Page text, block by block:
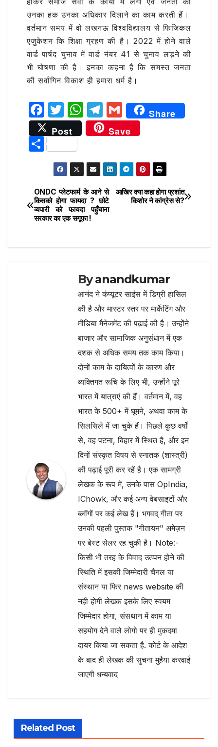
उनका हक उनका अधिकार दिलाने का काम करती हैं।
वर्तमान समय में वो लखनऊ विश्वविद्यालय से फिजिकल
एजुकेशन कि शिक्षा ग्रहण की है। 2022 में होने वाले
वार्ड पार्षद चुनाव में वार्ड नंबर 41 से चुनाव लड़ने की
भी घोषणा की है। इनका कहना है कि समस्त जनता
की सर्वांगिन विकाश ही हमारा धर्म है।
F
a
c
e
b
o
o
k
T
w
it
te
r
W
h
at
A
p
p
T
el
e
ra
m
G
m
ai
Share
Post
Save
S
h
ar
e
Post
navigation
आखिर क्या कहा होगा प्रशांत
किशोर ने कांग्रेस से?
ONDC प्लेटफार्म के आने से
किसको होगा फायदा ? छोटे
व्यपारी को फायदा पहुँचाना
सरकार का एक सगूफा !
Byanandkumar
आनंद ने कंप्यूटर साइंस में डिग्री हासिल
की है और मास्टर स्तर पर मार्केटिंग और
मीडिया मैनेजमेंट की पढ़ाई की है। उन्होंने
बाजार और सामाजिक अनुसंधान में एक
दशक से अधिक समय तक काम किया।
दोनों काम के दायित्वों के कारण और
व्यक्तिगत रूचि के लिए भी, उन्होंने पूरे
भारत में यात्राएं की हैं। वर्तमान में, वह
भारत के 500+ में घूमने, अथवा काम के
सिलसिले में जा चुके हैं। पिछले कुछ वर्षों
से, वह पटना, बिहार में स्थित है, और इन
दिनों संस्कृत विषय से स्नातक (शास्त्री)
की पढ़ाई पूरी कर रहें है। एक सामग्री
लेखक के रूप में, उनके पास OpIndia,
IChowk, और कई अन्य वेबसाइटों और
ब्लॉगों पर कई लेख हैं। भगवद् गीता पर
उनकी पहली पुस्तक "गीतायन" अमेज़न
पर बेस्ट सेलर रह चुकी है। Note:-
किसी भी तरह के विवाद उत्प्पन होने की
स्थिति में इसकी जिम्मेदारी चैनल या
संस्थान या फिर news website की
नही होगी लेखक इसके लिए स्वयम
जिम्मेदार होगा, संसथान में काम या
सहयोग देने वाले लोगो पर ही मुकदमा
दायर किया जा सकता है. कोर्ट के आदेश
के बाद ही लेखक की सुचना मुहैया करवाई
जाएगी धन्यवाद
Related Post